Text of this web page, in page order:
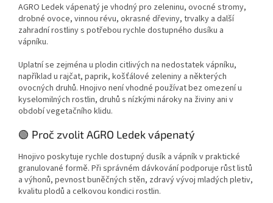
AGRO Ledek vápenatý je vhodný pro zeleninu, ovocné stromy,
drobné ovoce, vinnou révu, okrasné dřeviny, trvalky a další
zahradní rostliny s potřebou rychle dostupného dusíku a
vápníku.
Uplatní se zejména u plodin citlivých na nedostatek vápníku,
například u rajčat, paprik, košťálové zeleniny a některých
ovocných druhů. Hnojivo není vhodné používat bez omezení u
kyselomilných rostlin, druhů s nízkými nároky na živiny ani v
období vegetačního klidu.
🟢 Proč zvolit AGRO Ledek vápenatý
Hnojivo poskytuje rychle dostupný dusík a vápník v praktické
granulované formě. Při správném dávkování podporuje růst listů
a výhonů, pevnost buněčných stěn, zdravý vývoj mladých pletiv,
kvalitu plodů a celkovou kondici rostlin.